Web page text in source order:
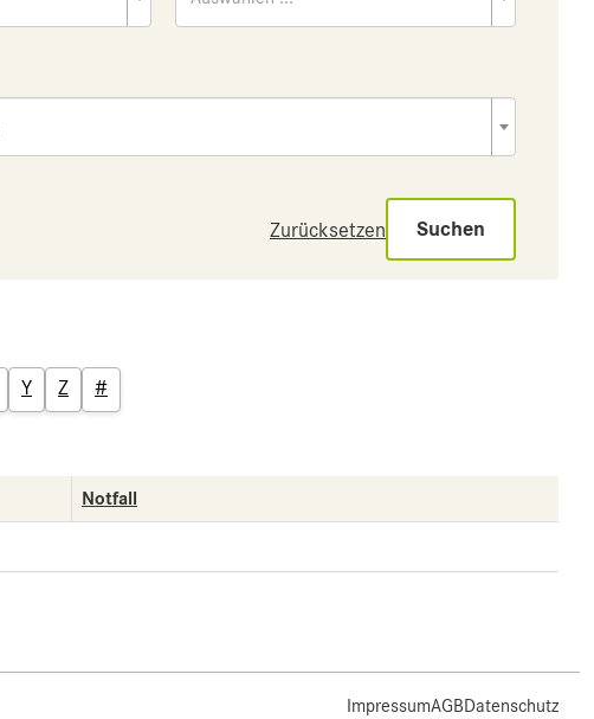
Zurücksetzen Suchen
Y Z #
Notfall
ImpressumAGBDatenschutz